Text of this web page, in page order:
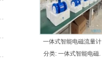
一体式智能电磁流量计
分类: 一体式智能电磁.